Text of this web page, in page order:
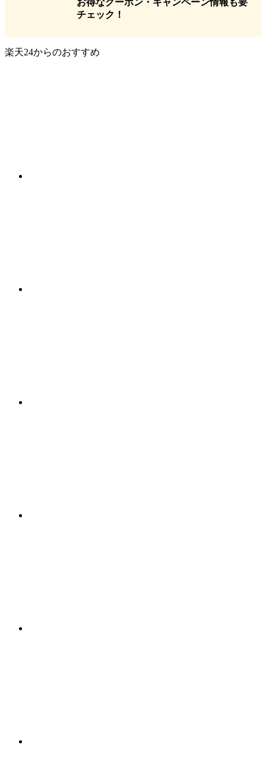
お得なクーポン・キャンペーン情報も要
チェック！
楽天24からのおすすめ